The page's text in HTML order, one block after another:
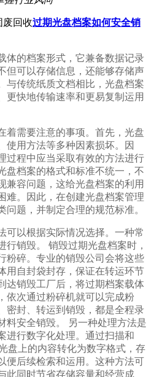
废回收过期光盘档案如何安全销
体的档案形式，它兼备数据记录
但可以存储信息，还能够存储声
与传统纸质文档相比，光盘档案
更快地传输速率和更易复制运用
着需要注意的事项。首先，光盘
使用方法等多种因素损坏。因
过程中应当采取有效的方法进行
盘档案的格式和标准不统一，不
兼容问题，这给光盘档案的利用
难。因此，在创建光盘档案管理
问题，并制定合理的规范标准。
可以根据实际情况选择。一种常
行销毁。 销毁过期光盘档案时，
粉碎。专业的销毁公司会将这些
用自封袋封存，保证在转运环节
达销毁工厂后，将过期档案载体
依次通过粉碎机就可以完成粉
密封、转运到销毁，都是全程录
料安全销毁。 另一种处理方法是
进行数字化处理。通过扫描和
盘上的内容转化为数字格式，存
便后续检索和运用。这种方法可
此同时节省存储容量和经营成